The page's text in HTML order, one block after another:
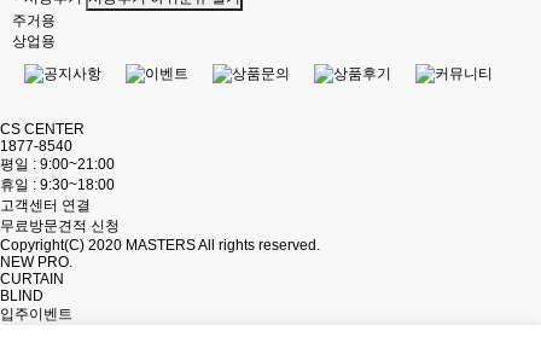
주거용
상업용
CS CENTER
1877-8540
평일 : 9:00~21:00
휴일 : 9:30~18:00
고객센터 연결
무료방문견적 신청
Copyright(C) 2020 MASTERSAll rights reserved.
NEW PRO.
CURTAIN
BLIND
입주이벤트